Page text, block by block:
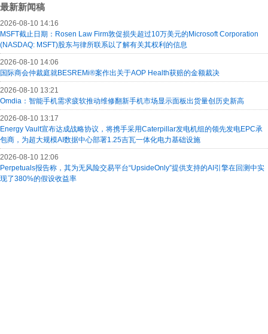
最新新闻稿
2026-08-10 14:16
MSFT截止日期：Rosen Law Firm敦促损失超过10万美元的Microsoft Corporation
(NASDAQ: MSFT)股东与律所联系以了解有关其权利的信息
2026-08-10 14:06
国际商会仲裁庭就BESREMi®案作出关于AOP Health获赔的金额裁决
2026-08-10 13:21
Omdia：智能手机需求疲软推动维修翻新手机市场显示面板出货量创历史新高
2026-08-10 13:17
Energy Vault宣布达成战略协议，将携手采用Caterpillar发电机组的领先发电EPC承
包商，为超大规模AI数据中心部署1.25吉瓦一体化电力基础设施
2026-08-10 12:06
Perpetuals报告称，其为无风险交易平台“UpsideOnly”提供支持的AI引擎在回测中实
现了380%的假设收益率